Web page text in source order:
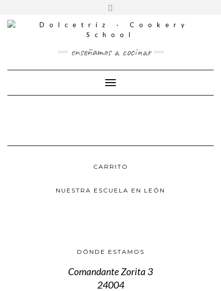
contenido
CONTACTO
SOCIALEScabecera
enseñamos a cocinar
Cambiar modo de navegación
CARRITO
NUESTRA ESCUELA EN LEÓN
DÓNDE ESTAMOS
Comandante Zorita 3
24004